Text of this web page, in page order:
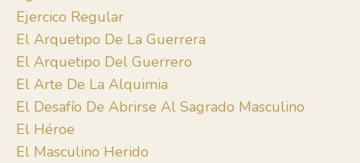
Ejercico Regular
El Arquetipo De La Guerrera
El Arquetipo Del Guerrero
El Arte De La Alquimia
El Desafío De Abrirse Al Sagrado Masculino
El Héroe
El Masculino Herido